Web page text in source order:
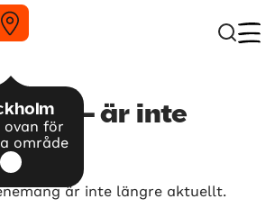
ovan för
område
– är inte
är inte längre aktuellt.